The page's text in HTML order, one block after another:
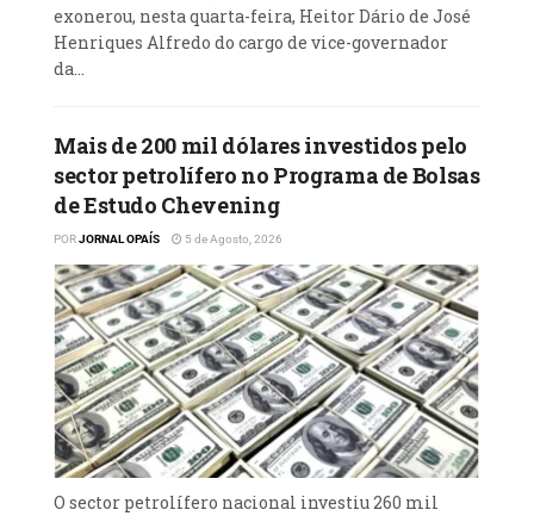
estudantes.
exonerou, nesta quarta-feira, Heitor Dário de José
Henriques Alfredo do cargo de vice-governador
da...
Mais de 200 mil dólares investidos pelo
sector petrolífero no Programa de Bolsas
de Estudo Chevening
PORJORNAL OPAÍS 5 de Agosto, 2026
O sector petrolífero nacional investiu 260 mil